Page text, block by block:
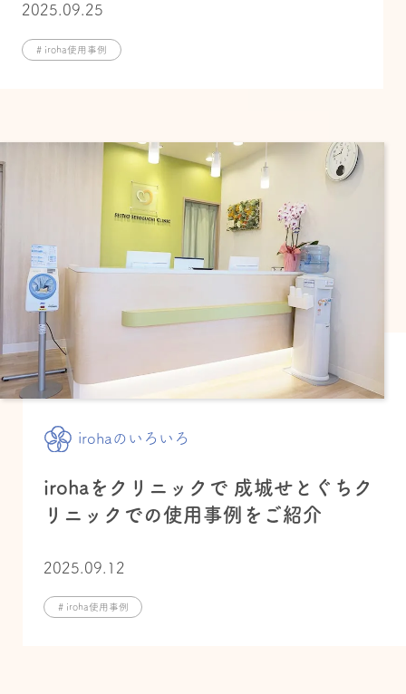
2025.09.25
# iroha使用事例
irohaのいろいろ
irohaをクリニックで 成城せとぐちク
リニックでの使用事例をご紹介
2025.09.12
# iroha使用事例